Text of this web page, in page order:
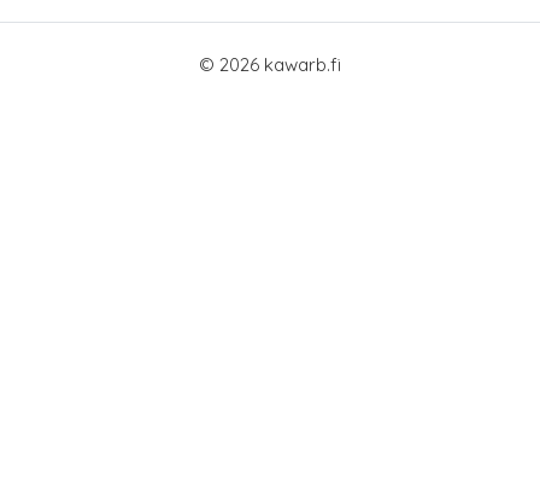
© 2026 kawarb.fi